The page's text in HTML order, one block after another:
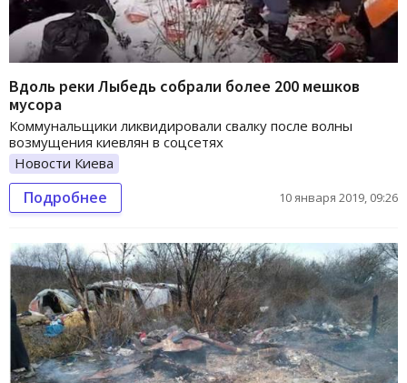
Вдоль реки Лыбедь собрали более 200 мешков
мусора
Коммунальщики ликвидировали свалку после волны
возмущения киевлян в соцсетях
Новости Киева
Подробнее 10 января 2019, 09:26